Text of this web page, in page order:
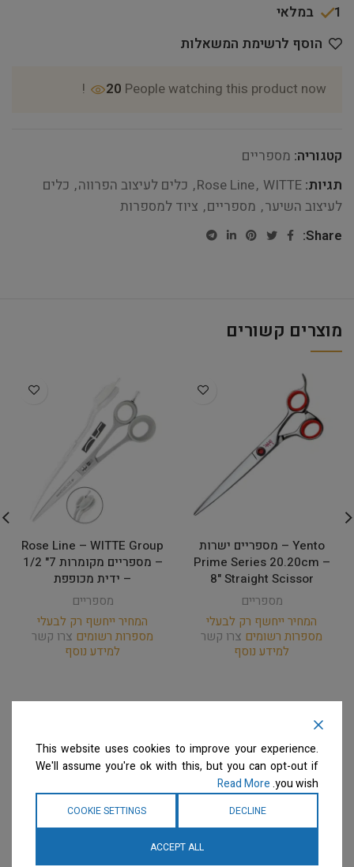
1 במלאי
הוסף לרשימת המשאלות
20 People watching this product now!
קטגוריה: מספריים
תגיות:
Rose Line, WITTE
, כלים לעיצוב הפרווה, כלים
לעיצוב השיער, מספריים, ציוד למספרות
Share:
מוצרים קשורים
Yento – מספריים ישרות
Prime Series 20.20cm –
8" Straight Scissor
מספריים
המחיר ייחשף רק לבעלי
מספרות רשומים צרו קשר
למידע נוסף
Rose Line – WITTE Group
– מספריים מקומרות 7" 1/2
– ידית מכופפת
מספריים
המחיר ייחשף רק לבעלי
מספרות רשומים צרו קשר
למידע נוסף
This website uses cookies to improve your experience.
We'll assume you're ok with this, but you can opt-out if
you wish.
Read More
DECLINE
COOKIE SETTINGS
ACCEPT ALL